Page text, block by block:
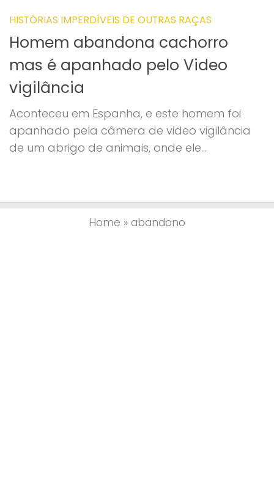
HISTÓRIAS IMPERDÍVEIS DE OUTRAS RAÇAS
Homem abandona cachorro
mas é apanhado pelo Video
vigilância
Aconteceu em Espanha, e este homem foi
apanhado pela câmera de video vigilância
de um abrigo de animais, onde ele...
Home » abandono